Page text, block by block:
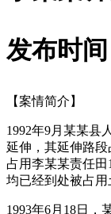
发布时间
【案情简介】
1992年9月某某县
延伸，其延伸路段
占用李某某责任
均已经到处被占用
1993年6月18日，